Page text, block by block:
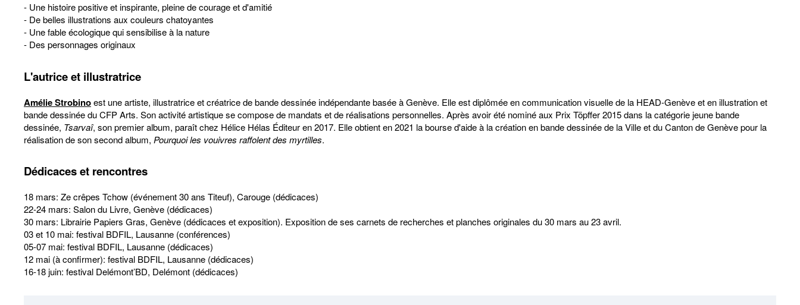
- Une histoire positive et inspirante, pleine de courage et d'amitié
- De belles illustrations aux couleurs chatoyantes
- Une fable écologique qui sensibilise à la nature
- Des personnages originaux
L'autrice et illustratrice
Amélie Strobinoest une artiste, illustratrice et créatrice de bande dessinée indépendante basée à Genève. Elle est diplômée en communication visuelle de la HEAD-Genève et en illustration et
bande dessinée du CFP Arts. Son activité artistique se compose de mandats et de réalisations personnelles. Après avoir été nominé aux Prix Töpffer 2015 dans la catégorie jeune bande
dessinée, Tsarvaî, son premier album, paraît chez Hélice Hélas Éditeur en 2017. Elle obtient en 2021 la bourse d'aide à la création en bande dessinée de la Ville et du Canton de Genève pour la
réalisation de son second album, Pourquoi les vouivres raffolent des myrtilles.
Dédicaces et rencontres
18 mars: Ze crêpes Tchow (événement 30 ans Titeuf), Carouge (dédicaces)
22-24 mars: Salon du Livre, Genève (dédicaces)
30 mars: Librairie Papiers Gras, Genève (dédicaces et exposition). Exposition de ses carnets de recherches et planches originales du 30 mars au 23 avril.
03 et 10 mai: festival BDFIL, Lausanne (conférences)
05-07 mai: festival BDFIL, Lausanne (dédicaces)
12 mai (à confirmer): festival BDFIL, Lausanne (dédicaces)
16-18 juin: festival Delémont’BD, Delémont (dédicaces)